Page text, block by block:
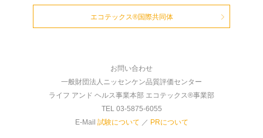
エコテックス®国際共同体
お問い合わせ
一般財団法人ニッセンケン品質評価センター
ライフ アンド ヘルス事業本部 エコテックス®事業部
TEL 03-5875-6055
E-Mail 試験について ／ PRについて